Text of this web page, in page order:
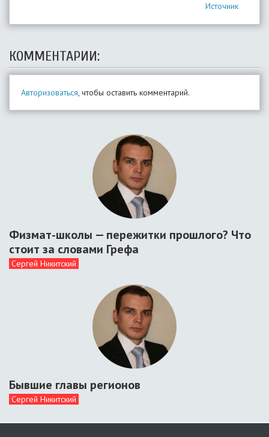
Источник
КОММЕНТАРИИ:
Авторизоваться, чтобы оставить комментарий.
Физмат-школы — пережитки прошлого? Что
стоит за словами Грефа
Сергей Никитский
Бывшие главы регионов
Сергей Никитский